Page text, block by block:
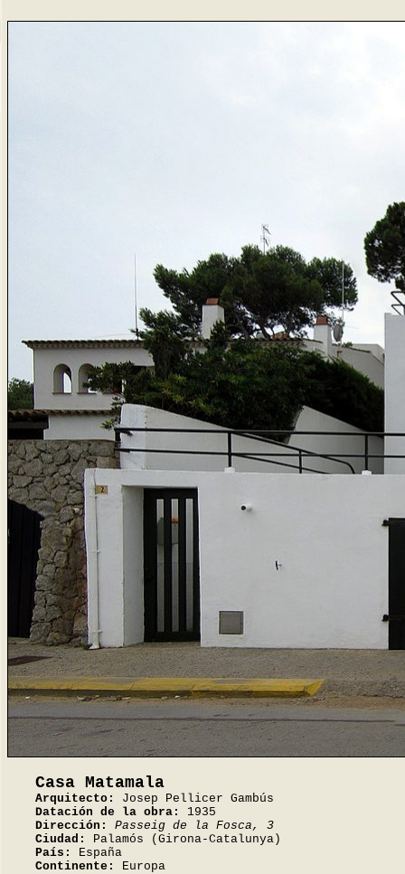
Casa Matamala
Arquitecto:
Josep Pellicer Gambús
Datación de la obra:
1935
Dirección:
Passeig de la Fosca, 3
Ciudad:
Palamós (Girona-Catalunya)
País:
España
Continente:
Europa